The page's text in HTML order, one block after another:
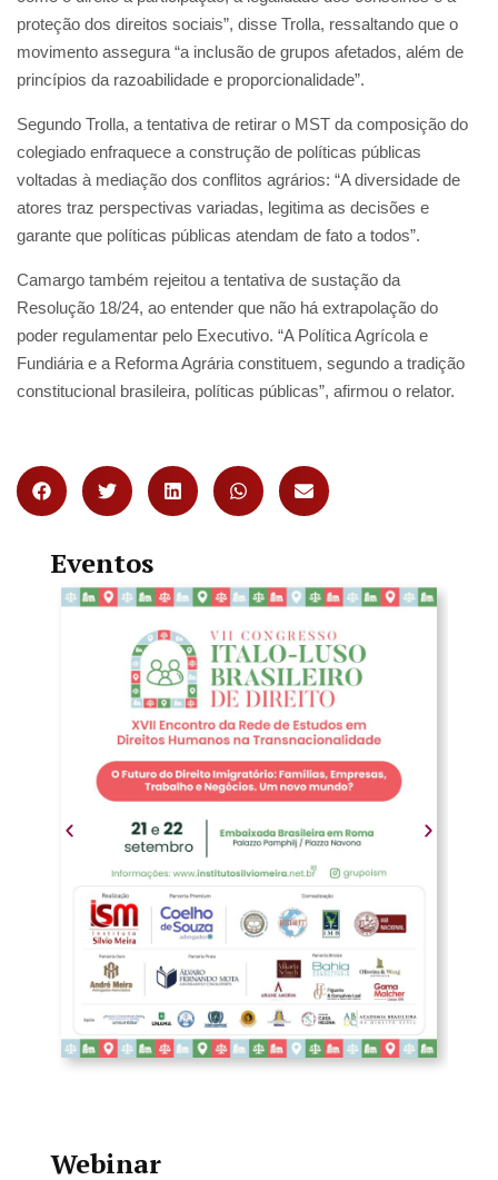
proteção dos direitos sociais”, disse Trolla, ressaltando que o
movimento assegura “a inclusão de grupos afetados, além de
princípios da razoabilidade e proporcionalidade”.
Segundo Trolla, a tentativa de retirar o MST da composição do
colegiado enfraquece a construção de políticas públicas
voltadas à mediação dos conflitos agrários: “A diversidade de
atores traz perspectivas variadas, legitima as decisões e
garante que políticas públicas atendam de fato a todos”.
Camargo também rejeitou a tentativa de sustação da
Resolução 18/24, ao entender que não há extrapolação do
poder regulamentar pelo Executivo. “A Política Agrícola e
Fundiária e a Reforma Agrária constituem, segundo a tradição
constitucional brasileira, políticas públicas”, afirmou o relator.
Eventos
Webinar